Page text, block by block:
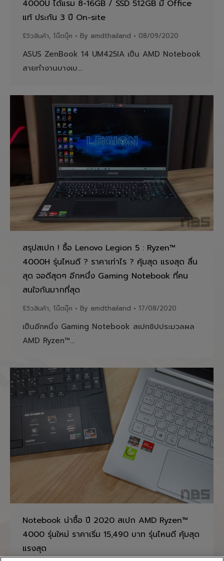
4000U ได้แรม 8-16GB / SSD 512GB มี Office
แท้ ประกัน 3 ปี On-site
รีวิวสินค้า, โน๊ตบุ๊ค By amdthailand 08/09/2020
ASUS ZenBook 14 UM425IA เป็น AMD Notebook
สายทำงานบางเบ…
สรุปสเปก ! ซื้อ Lenovo Legion 5 : Ryzen™
4000H รุ่นไหนดี ? ราคาเท่าไร ? คุ้มสุด แรงสุด ลื่น
สุด จอดีสุดๆ อีกหนึ่ง Gaming Notebook ที่คน
สนใจกันมากที่สุด
รีวิวสินค้า, โน๊ตบุ๊ค By amdthailand 17/08/2020
เป็นอีกหนึ่ง Gaming Notebook สเปกชิปประมวลผล
AMD Ryzen™…
Notebook น่าซื้อ ปี 2020 สเปก AMD Ryzen™
4000 รุ่นใหม่ ราคาเริ่ม 15,490 บาท รุ่นไหนดี คุ้มสุด
แรงสุด